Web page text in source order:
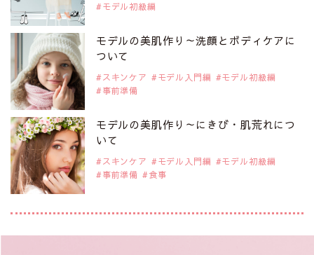
2019年9月29日
注目モデルを1名追加いたしました。
是非ご覧ください。
大注目のモデル10人
2019年9月29日
注目モデルを1名追加いたしました。
是非ご覧ください。
注目のアジア系モデル
2019年9月29日
注目モデルを1名追加いたしました。
モデル初級編
モデルの美肌作り～洗顔とボディケアに
ついて
スキンケア モデル入門編
モデル初級編
事前準備
モデルの美肌作り～にきび・肌荒れにつ
いて
スキンケア モデル入門編
モデル初級編
事前準備
食事